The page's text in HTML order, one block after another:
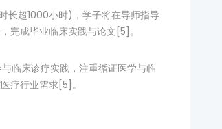
长超1000小时)，学子将在导师指导
完成毕业临床实践与论文[5]。
临床诊疗实践，注重循证医学与临
疗行业需求[5]。